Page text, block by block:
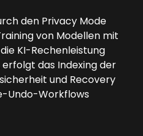
den Privacy Mode
von Modellen mit
KI-Rechenleistung
das Indexing der
und Recovery
Undo-Workflows